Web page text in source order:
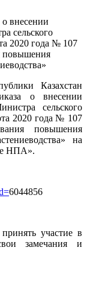
Казахстан
о внесении
сельского
2020 года № 107
повышения
на
НПА».
6044856
участие в
замечания и